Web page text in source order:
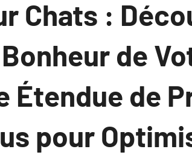
Chats :
de
Étendue de
pour